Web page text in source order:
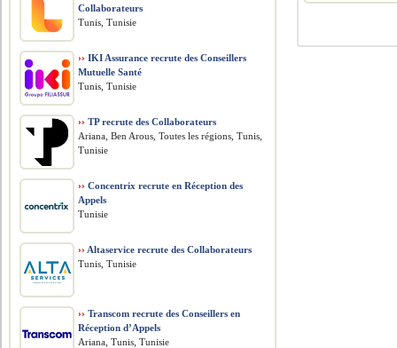
Collaborateurs
Tunis, Tunisie
›› IKI Assurance recrute des Conseillers
Mutuelle Santé
Tunis, Tunisie
›› TP recrute des Collaborateurs
Ariana, Ben Arous, Toutes les régions, Tunis,
Tunisie
›› Concentrix recrute en Réception des
Appels
Tunisie
›› Altaservice recrute des Collaborateurs
Tunis, Tunisie
›› Transcom recrute des Conseillers en
Réception d’Appels
Ariana, Tunis, Tunisie